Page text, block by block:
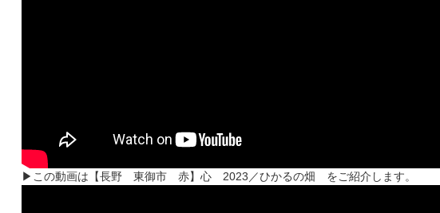
▶この動画は【長野 東御市 赤】心 2023／ひかるの畑 をご紹介します。